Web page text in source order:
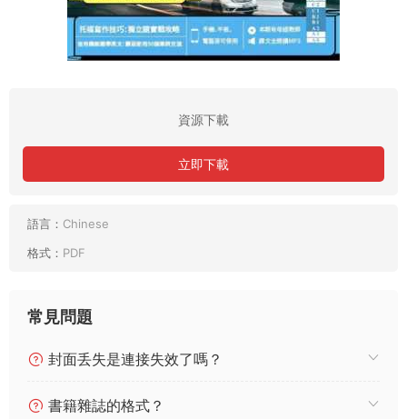
資源下載
立即下載
語言： Chinese
格式： PDF
常見問題
封面丢失是連接失效了嗎？
書籍雜誌的格式？